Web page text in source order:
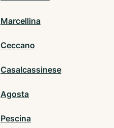
Marcellina
Ceccano
Casalcassinese
Agosta
Pescina